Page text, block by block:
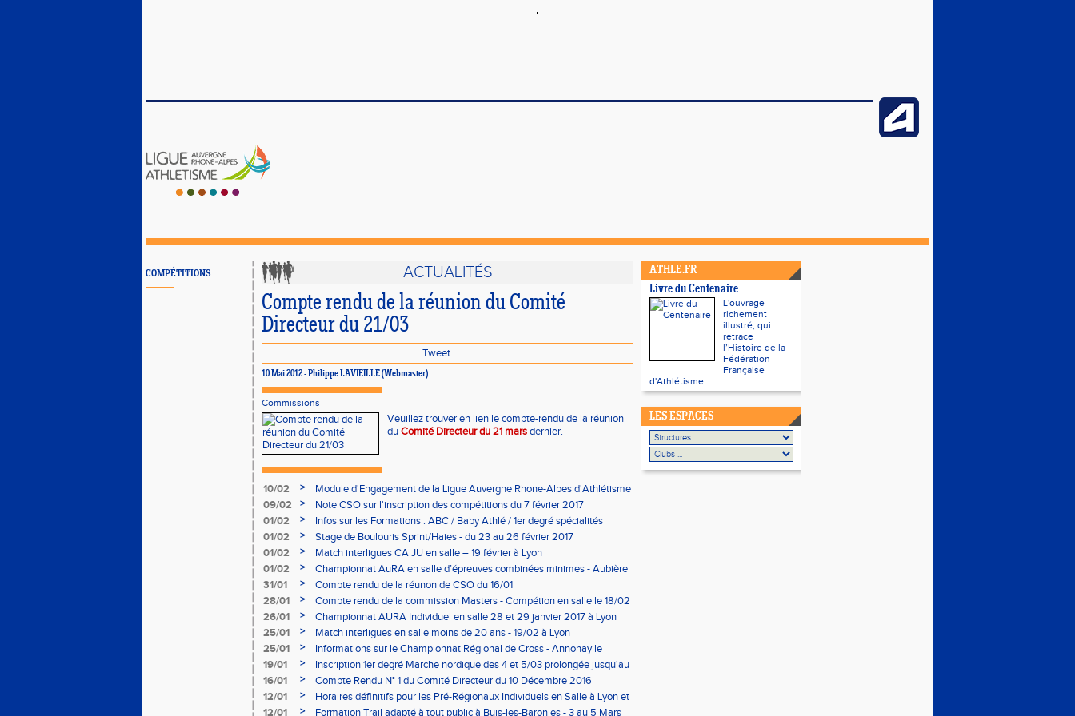
COMPÉTITIONS ACTUALITÉS
Compte rendu de la réunion du Comité
Directeur du 21/03
Tweet
10 Mai 2012 - Philippe LAVIEILLE (Webmaster)
Commissions
Veuillez trouver en lien le compte-rendu de la réunion
duComité Directeur du 21 marsdernier.
10/02 >
Module d'Engagement de la Ligue Auvergne Rhone-Alpes d'Athlétisme
09/02
>
Note CSO sur l'inscription des compétitions du 7 février 2017
01/02
>
Infos sur les Formations : ABC / Baby Athlé / 1er degré spécialités
01/02
>
Stage de Boulouris Sprint/Haies - du 23 au 26 février 2017
01/02
>
Match interligues CA JU en salle – 19 février à Lyon
01/02
>
Championnat AuRA en salle d’épreuves combinées minimes - Aubière
- le 12 février
31/01 >
Compte rendu de la réunon de CSO du 16/01
28/01
>
Compte rendu de la commission Masters - Compétion en salle le 18/02
à Bourgoin
26/01 >
Championnat AURA Individuel en salle 28 et 29 janvier 2017 à Lyon
25/01
>
Match interligues en salle moins de 20 ans - 19/02 à Lyon
25/01
>
Informations sur le Championnat Régional de Cross - Annonay le
05/02
19/01 >
Inscription 1er degré Marche nordique des 4 et 5/03 prolongée jusqu'au
03/02 (sous condition)
16/01 >
Compte Rendu N° 1 du Comité Directeur du 10 Décembre 2016
12/01
>
Horaires définitifs pour les Pré-Régionaux Individuels en Salle à Lyon et
Aubière
12/01 > Formation Trail adapté à tout public à Buis-les-Baronies - 3 au 5 Mars
ATHLE.FR
Livre du Centenaire
L'ouvrage
richement
illustré, qui
retrace
l’Histoire de la
Fédération
Française
d'Athlétisme.
LES ESPACES